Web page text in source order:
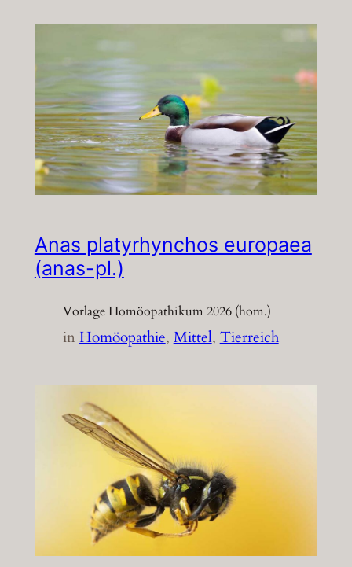
Anas platyrhynchos europaea
(anas-pl.)
Vorlage Homöopathikum 2026 (hom.)
inHomöopathie, Mittel, Tierreich